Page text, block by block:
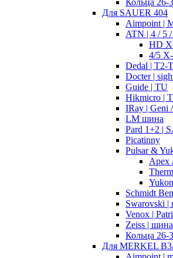
Кольца 26-
Для SAUER 404
Aimpoint |
ATN | 4 / 5
HD
4/5
Dedal | T2-
Docter |
Guide | TU
Hikmicro |
IRay | Geni
LM шина
Pard 1+2 |
Picatinny
Pulsar &
Apex
Schmidt
Swarovski |
Venox |
Zeiss |
Кольца 26-
Для MERKEL